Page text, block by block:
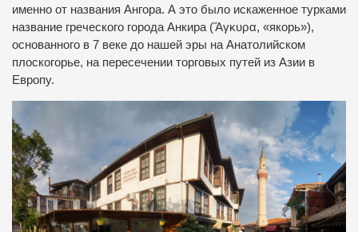
именно от названия Ангора. А это было искаженное турками
название греческого города Анкира (Ἄγκυρα, «якорь»),
основанного в 7 веке до нашей эры на Анатолийском
плоскогорье, на пересечении торговых путей из Азии в
Европу.